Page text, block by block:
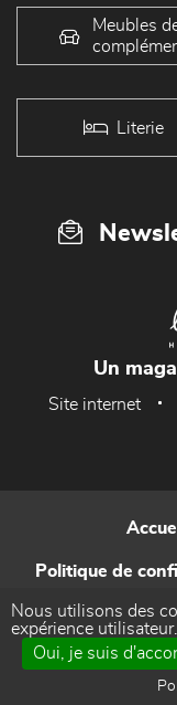
Meubles
Literie
Un
Site internet
Politique de
Nous utilisons des
expérience utilisateur.
Oui, je suis